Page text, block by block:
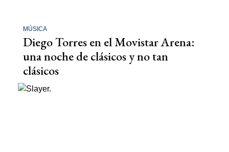
MÚSICA
Diego Torres en el Movistar Arena:
una noche de clásicos y no tan
clásicos